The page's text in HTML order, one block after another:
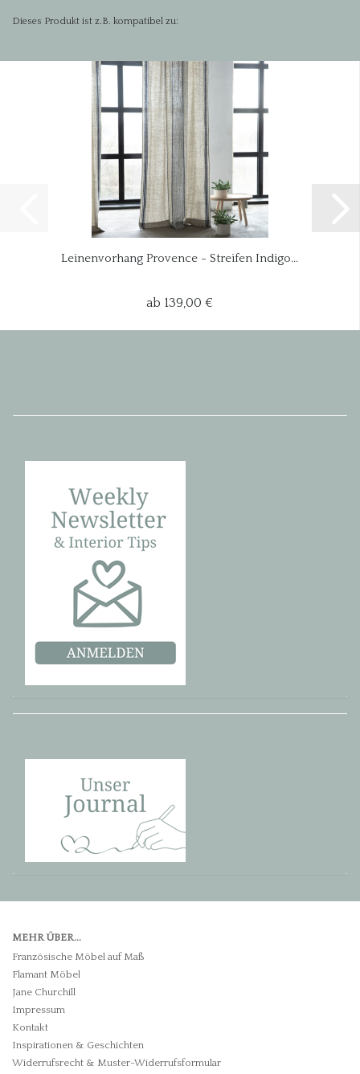
Versandkostenfrei in Deutschland
Dieses Produkt ist z.B. kompatibel zu:
Leinenvorhang Provence - Streifen Indigo...
ab 139,00 €
MEHR ÜBER...
Französische Möbel auf Maß
Flamant Möbel
Jane Churchill
Impressum
Kontakt
Inspirationen & Geschichten
Widerrufsrecht & Muster-Widerrufsformular